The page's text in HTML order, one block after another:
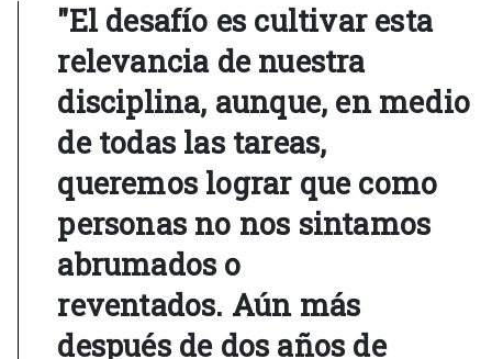
"El desafío es cultivar esta
relevancia de nuestra
disciplina, aunque, en medio
de todas las tareas,
queremos lograr que como
personas no nos sintamos
abrumados o
reventados. Aún más
después de dos años de